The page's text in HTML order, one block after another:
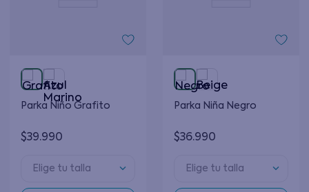
Parka Niño Grafito
$39.990
Elige tu talla
Parka Niña Negro
$36.990
Elige tu talla